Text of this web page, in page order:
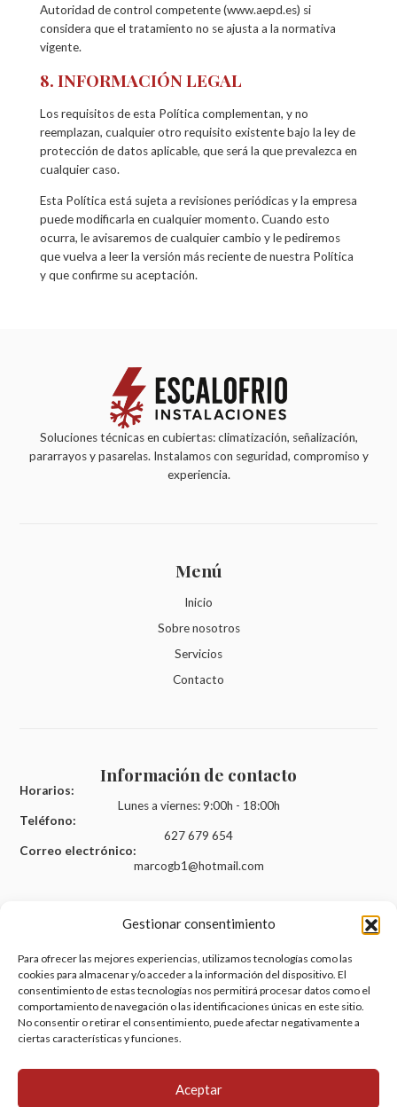
Gestionar consentimiento
Para ofrecer las mejores experiencias, utilizamos tecnologías como las
cookies para almacenar y/o acceder a la información del dispositivo. El
consentimiento de estas tecnologías nos permitirá procesar datos como el
comportamiento de navegación o las identificaciones únicas en este sitio.
No consentir o retirar el consentimiento, puede afectar negativamente a
ciertas características y funciones.
Aceptar
Autoridad de control competente (www.aepd.es) si
considera que el tratamiento no se ajusta a la normativa
vigente.
8. INFORMACIÓN LEGAL
Los requisitos de esta Política complementan, y no
reemplazan, cualquier otro requisito existente bajo la ley de
protección de datos aplicable, que será la que prevalezca en
cualquier caso.
Esta Política está sujeta a revisiones periódicas y la empresa
puede modificarla en cualquier momento. Cuando esto
ocurra, le avisaremos de cualquier cambio y le pediremos
que vuelva a leer la versión más reciente de nuestra Política
y que confirme su aceptación.
Soluciones técnicas en cubiertas: climatización, señalización,
pararrayos y pasarelas. Instalamos con seguridad, compromiso y
experiencia.
Menú
Inicio
Sobre nosotros
Servicios
Contacto
Información de contacto
Horarios:
Lunes a viernes: 9:00h - 18:00h
Teléfono:
627 679 654
Correo electrónico:
marcogb1@hotmail.com
Legal
Aviso legal
Política de privacidad
Política de cookies (UE)